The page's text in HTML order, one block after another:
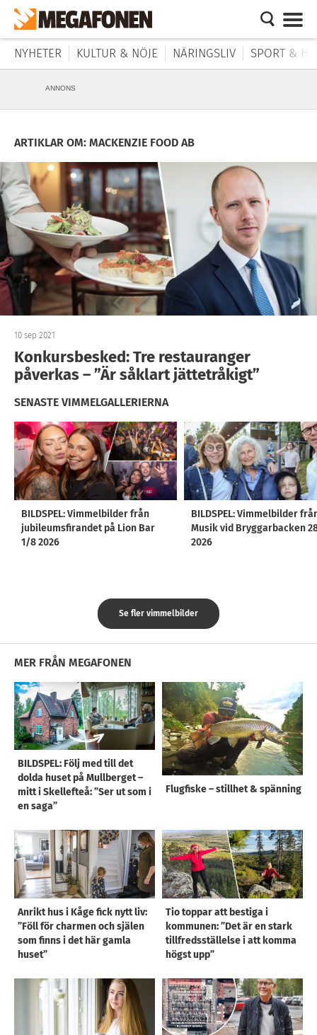
NYHETER KULTUR & NÖJE NÄRINGSLIV SPORT &
ANNONS
ARTIKLAR OM: MACKENZIE FOOD AB
10 sep 2021
Konkursbesked: Tre restauranger
påverkas – ”Är såklart jättetråkigt”
SENASTE VIMMELGALLERIERNA
BILDSPEL: Vimmelbilder från
jubileumsfirandet på Lion Bar
1/8 2026
BILDSPEL: Vimmelbilder
Musik vid Bryggarbacken
2026
Se fler vimmelbilder
MER FRÅN MEGAFONEN
BILDSPEL: Följ med till det
dolda huset på Mullberget –
mitt i Skellefteå: ”Ser ut som i
en saga”
Flugfiske – stillhet & spänning
Anrikt hus i Kåge fick nytt liv:
”Föll för charmen och själen
som finns i det här gamla
huset”
Tio toppar att bestiga i
kommunen: ”Det är en stark
tillfredsställelse i att komma
högst upp”